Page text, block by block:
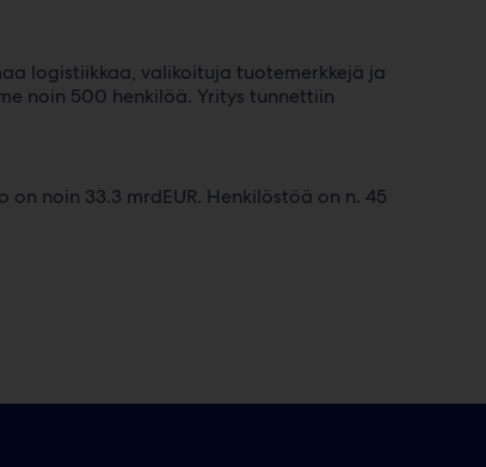
logistiikkaa, valikoituja tuotemerkkejä ja
noin 500 henkilöä. Yritys tunnettiin
noin 33.3 mrdEUR. Henkilöstöä on n. 45